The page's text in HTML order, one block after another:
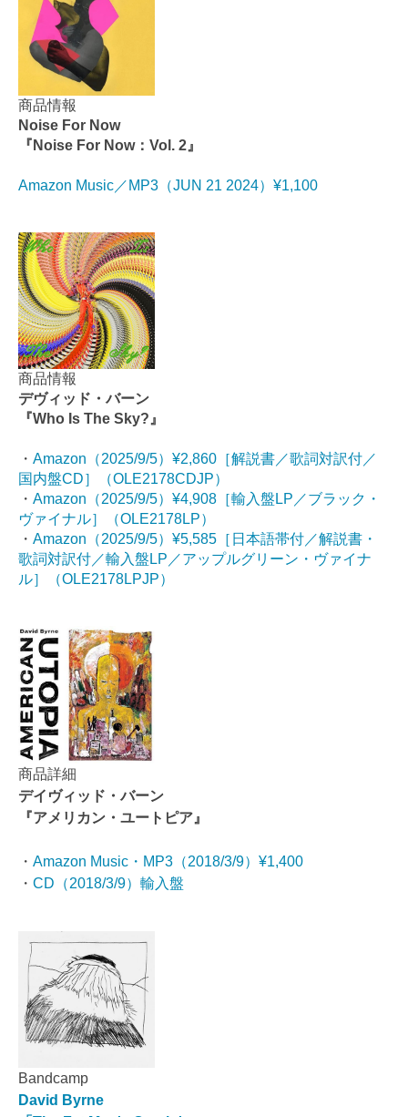
商品情報
Noise For Now
『Noise For Now：Vol. 2』
Amazon Music／MP3（JUN 21 2024）¥1,100
商品情報
デヴィッド・バーン
『Who Is The Sky?』
・ Amazon（2025/9/5）¥2,860［解説書／歌詞対訳付／
国内盤CD］（OLE2178CDJP）
・ Amazon（2025/9/5）¥4,908［輸入盤LP／ブラック・
ヴァイナル］（OLE2178LP）
・ Amazon（2025/9/5）¥5,585［日本語帯付／解説書・
歌詞対訳付／輸入盤LP／アップルグリーン・ヴァイナ
ル］（OLE2178LPJP）
商品詳細
デイヴィッド・バーン
『アメリカン・ユートピア』
・ Amazon Music・MP3（2018/3/9）¥1,400
・ CD（2018/3/9）輸入盤
Bandcamp
David Byrne